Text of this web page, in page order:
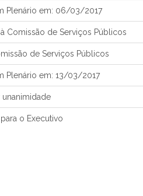
Plenário em: 06/03/2017
Comissão de Serviços Públicos
de Serviços Públicos
Plenário em: 13/03/2017
o Executivo